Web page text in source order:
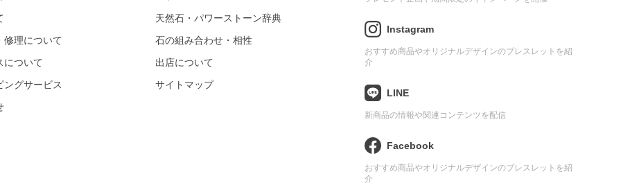
修理について
について
ングサービス
天然石・パワーストーン辞典
石の組み合わせ・相性
出店について
サイトマップ
Instagram
おすすめ商品やオリジナルデザインのブレスレットを紹
介
LINE
新商品の情報や関連コンテンツを配信
Facebook
おすすめ商品やオリジナルデザインのブレスレットを紹
介